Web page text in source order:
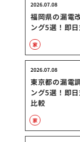
福岡県の漏電
ング5選！即
2026.07.08
家
東京都の漏電
ング5選！即
比較
2026.07.08
家